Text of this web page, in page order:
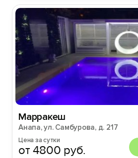
Марракеш
Анапа, ул. Самбурова, д. 217
Цена за сутки
от 4800 руб.